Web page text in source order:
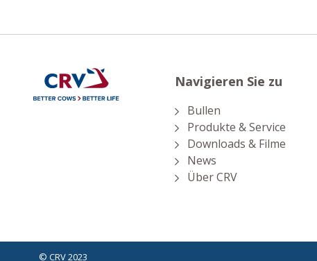
Navigieren Sie zu
Bullen
Produkte & Service
Downloads & Filme
News
Über CRV
© CRV 2023